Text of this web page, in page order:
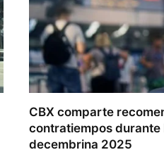
CBX comparte
contratiempos durante
decembrina 2025